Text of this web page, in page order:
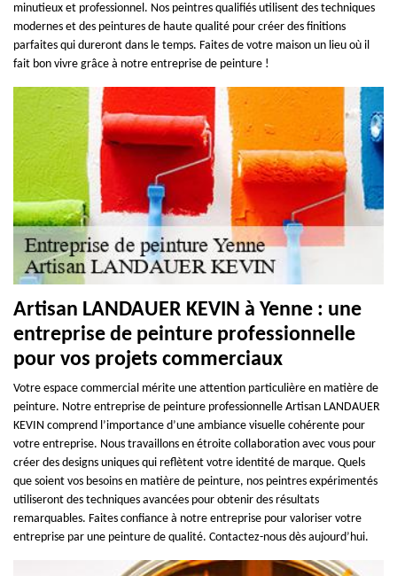
minutieux et professionnel. Nos peintres qualifiés utilisent des techniques
modernes et des peintures de haute qualité pour créer des finitions
parfaites qui dureront dans le temps. Faites de votre maison un lieu où il
fait bon vivre grâce à notre entreprise de peinture !
Artisan LANDAUER KEVIN à Yenne : une
entreprise de peinture professionnelle
pour vos projets commerciaux
Votre espace commercial mérite une attention particulière en matière de
peinture. Notre entreprise de peinture professionnelle Artisan LANDAUER
KEVIN comprend l’importance d’une ambiance visuelle cohérente pour
votre entreprise. Nous travaillons en étroite collaboration avec vous pour
créer des designs uniques qui reflètent votre identité de marque. Quels
que soient vos besoins en matière de peinture, nos peintres expérimentés
utiliseront des techniques avancées pour obtenir des résultats
remarquables. Faites confiance à notre entreprise pour valoriser votre
entreprise par une peinture de qualité. Contactez-nous dès aujourd’hui.